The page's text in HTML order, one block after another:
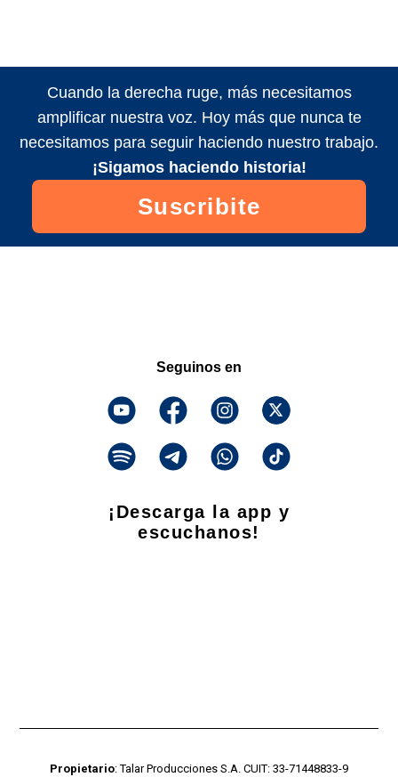
Cuando la derecha ruge, más necesitamos
amplificar nuestra voz. Hoy más que nunca te
necesitamos para seguir haciendo nuestro trabajo.
¡Sigamos haciendo historia!
Suscribite
Seguinos en
¡Descarga la app y
escuchanos!
Propietario: Talar Producciones S.A. CUIT: 33-71448833-9